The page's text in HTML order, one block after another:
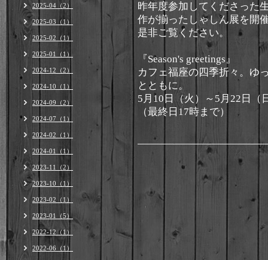
昨年度参加してくださった
作が揃ったしゃしん展を開
是非ご覧ください。
『Season's greetings』
カフェ福座の四季折々。ゆ
とともに。
5月10日（火）～5月22日（
（最終日17時まで）
2025-04（2）
2025-03（1）
2025-02（1）
2025-01（1）
2024-12（2）
2024-10（1）
2024-09（2）
2024-07（1）
2024-02（1）
2024-01（1）
2023-11（2）
2023-10（1）
2023-02（1）
2023-01（5）
2022-12（1）
2022-06（1）